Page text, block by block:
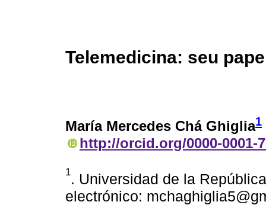
Telemedicina: seu
María Mercedes Chá Ghiglia1
http://orcid.org/0000-0001-
1. Universidad de la
electrónico: